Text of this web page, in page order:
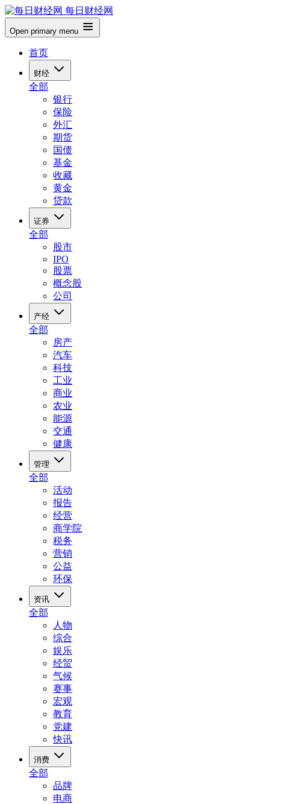
每日财经网
Open primary menu
首页
财经
全部
银行
保险
外汇
期货
国债
基金
收藏
黄金
贷款
证券
全部
股市
IPO
股票
概念股
公司
产经
全部
房产
汽车
科技
工业
商业
农业
能源
交通
健康
管理
全部
活动
报告
经营
商学院
税务
营销
公益
环保
资讯
全部
人物
综合
娱乐
经贸
气候
赛事
宏观
教育
党建
快讯
消费
全部
品牌
电商